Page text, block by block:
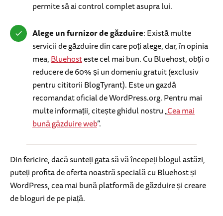
permite să ai control complet asupra lui.
Alege un furnizor de găzduire: Există multe
servicii de găzduire din care poți alege, dar, în opinia
mea,Bluehosteste cel mai bun. Cu Bluehost, obții o
reducere de 60% și un domeniu gratuit (exclusiv
pentru cititorii BlogTyrant). Este un gazdă
recomandat oficial de WordPress.org. Pentru mai
multe informații, citește ghidul nostru „Cea mai
bună găzduire web”.
Din fericire, dacă sunteți gata să vă începeți blogul astăzi,
puteți profita de oferta noastră specială cu Bluehost și
WordPress, cea mai bună platformă de găzduire și creare
de bloguri de pe piață.